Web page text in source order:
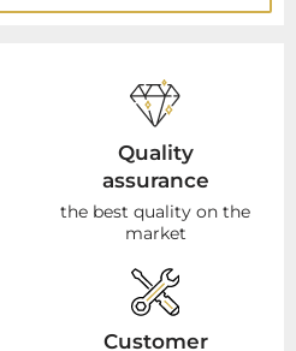
Quality
assurance
the best quality on the
market
Customer